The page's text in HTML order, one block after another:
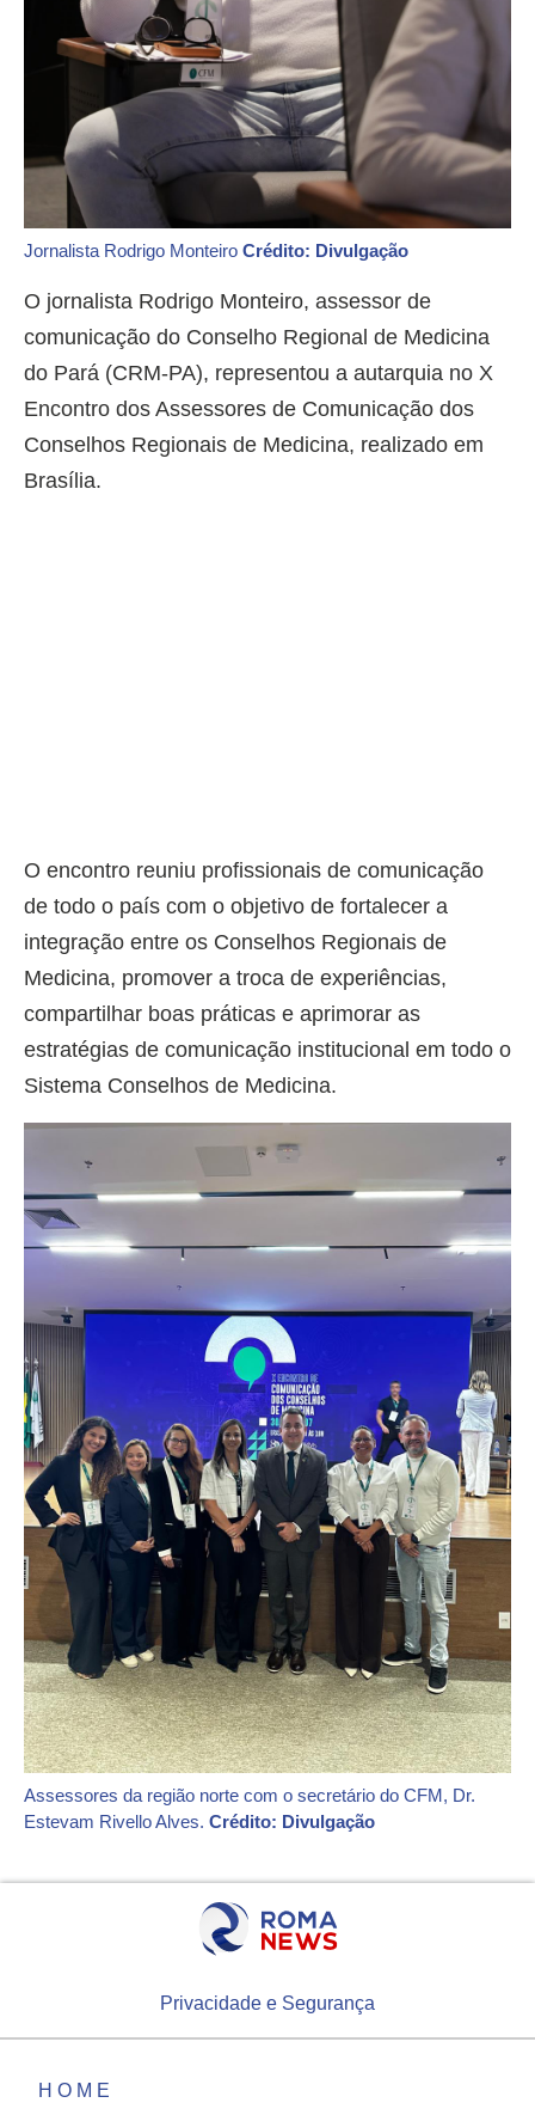
Jornalista Rodrigo Monteiro Crédito: Divulgação
O jornalista Rodrigo Monteiro, assessor de
comunicação do Conselho Regional de Medicina
do Pará (CRM-PA), representou a autarquia no X
Encontro dos Assessores de Comunicação dos
Conselhos Regionais de Medicina, realizado em
Brasília.
O encontro reuniu profissionais de comunicação
de todo o país com o objetivo de fortalecer a
integração entre os Conselhos Regionais de
Medicina, promover a troca de experiências,
compartilhar boas práticas e aprimorar as
estratégias de comunicação institucional em todo o
Sistema Conselhos de Medicina.
Assessores da região norte com o secretário do CFM, Dr.
Estevam Rivello Alves. Crédito: Divulgação
Privacidade e Segurança
HOME